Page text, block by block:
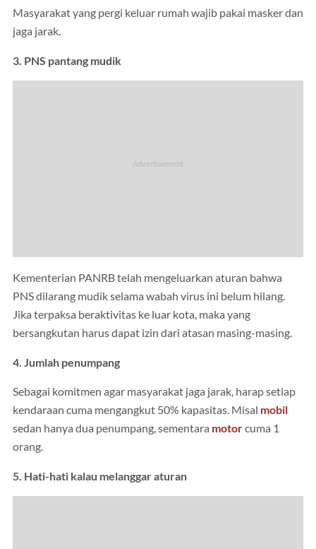
Masyarakat yang pergi keluar rumah wajib pakai masker dan
jaga jarak.
3. PNS pantang mudik
Kementerian PANRB telah mengeluarkan aturan bahwa
PNS dilarang mudik selama wabah virus ini belum hilang.
Jika terpaksa beraktivitas ke luar kota, maka yang
bersangkutan harus dapat izin dari atasan masing-masing.
4. Jumlah penumpang
Sebagai komitmen agar masyarakat jaga jarak, harap setiap
kendaraan cuma mengangkut 50% kapasitas. Misal mobil
sedan hanya dua penumpang, sementara motorcuma 1
orang.
5. Hati-hati kalau melanggar aturan